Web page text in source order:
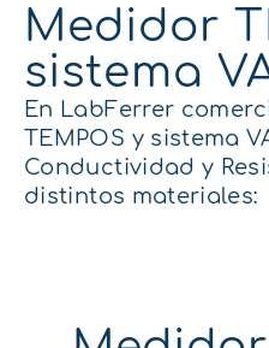
Medidor
sistema
En LabFerrer
TEMPOS y sistema
Conductividad y
distintos materiales: